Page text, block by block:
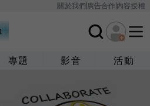
關於我們廣告合作內容授權
專題 影音 活動